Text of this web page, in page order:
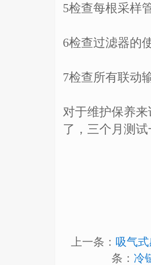
5检查每根采样
6检查过滤器的
7检查所有联动
对于维护保养
了，三个月测
上一条： 吸气
条： 冷